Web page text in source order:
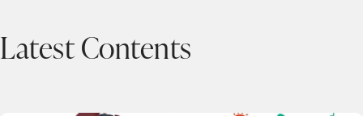
Latest Contents